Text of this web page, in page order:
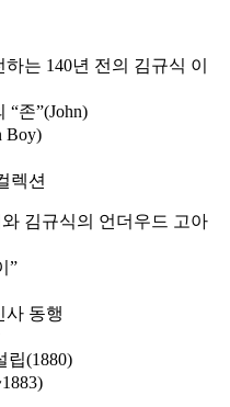
는 140년 전의 김규식 이
존”(John)
Boy)
렉션
김규식의 언더우드 고아
”
사 동행
립(1880)